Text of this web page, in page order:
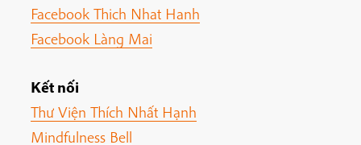
Facebook Thich Nhat Hanh
Facebook Làng Mai
Kết nối
Thư Viện Thích Nhất Hạnh
Mindfulness Bell